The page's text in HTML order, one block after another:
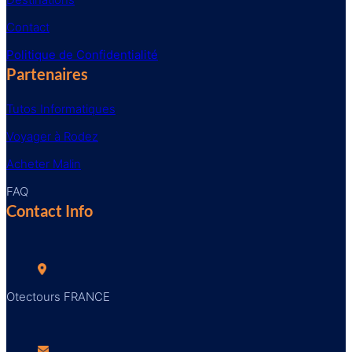
Contact
Politique de Confidentialité
Partenaires
Tutos Informatiques
Voyager à Rodez
Acheter Malin
FAQ
Contact Info
Otectours FRANCE